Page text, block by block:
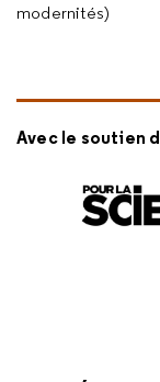
modernités)
Avec le soutien